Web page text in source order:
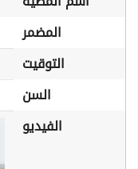
المضمر
التوقيت
السن
الفيديو